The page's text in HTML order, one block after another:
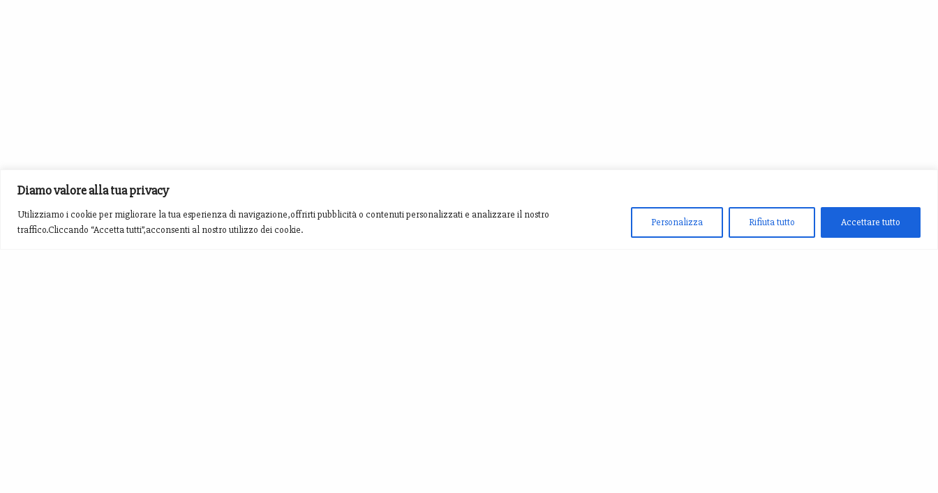
Diamo valore alla tua privacy
Utilizziamo i cookie per migliorare la tua esperienza di navigazione,offrirti pubblicità o contenuti personalizzati e analizzare il nostro
traffico.Cliccando “Accetta tutti”,acconsenti al nostro utilizzo dei cookie.
Personalizza Rifiuta tutto Accettare tutto